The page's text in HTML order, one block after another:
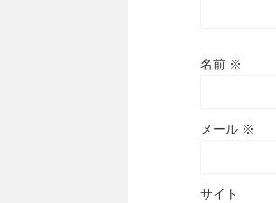
名前 ※
メール ※
サイト